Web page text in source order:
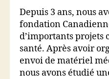
Depuis 3 ans, nous
fondation
d’importants projets
santé. Après avoir
envoi de matériel
nous avons étudié